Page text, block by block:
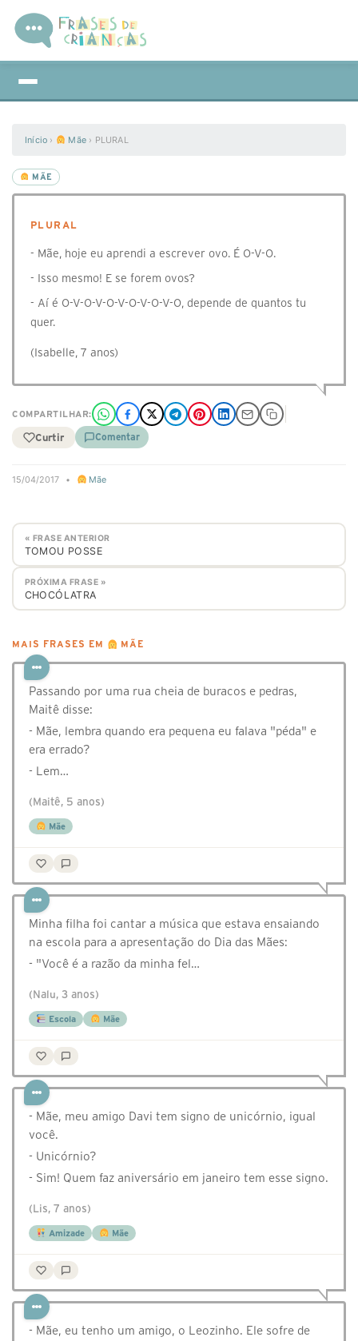
Início › Mãe › PLURAL
MÃE
PLURAL
- Mãe, hoje eu aprendi a escrever ovo. É O-V-O.
- Isso mesmo! E se forem ovos?
- Aí é O-V-O-V-O-V-O-V-O-V-O, depende de quantos tu
quer.
(Isabelle, 7 anos)
COMPARTILHAR:
Curtir Comentar
15/04/2017 • Mãe
« FRASE ANTERIOR
TOMOU POSSE
PRÓXIMA FRASE »
CHOCÓLATRA
MAIS FRASES EM MÃE
Passando por uma rua cheia de buracos e pedras,
Maitê disse:
- Mãe, lembra quando era pequena eu falava "péda" e
era errado?
- Lem…
(Maitê, 5 anos)
Mãe
Minha filha foi cantar a música que estava ensaiando
na escola para a apresentação do Dia das Mães:
- "Você é a razão da minha fel…
(Nalu, 3 anos)
Escola Mãe
- Mãe, meu amigo Davi tem signo de unicórnio, igual
você.
- Unicórnio?
- Sim! Quem faz aniversário em janeiro tem esse signo.
(Lis, 7 anos)
Amizade Mãe
- Mãe, eu tenho um amigo, o Leozinho. Ele sofre de